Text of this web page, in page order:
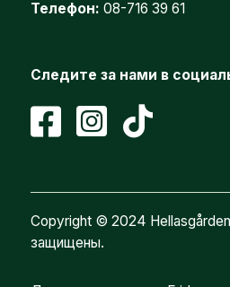
Телефон: 08-716 39 61
Следите за нами в
Copyright © 2024
защищены.